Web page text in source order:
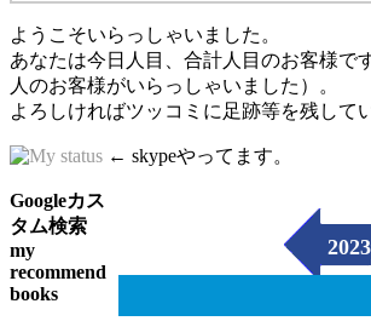
ようこそいらっしゃいました。
あなたは今日人目、合計人目のお客様で
人のお客様がいらっしゃいました）。
よろしければツッコミに足跡等を残して
← skypeやってます。
（
Googleカス
タム検索
my
recommend
books